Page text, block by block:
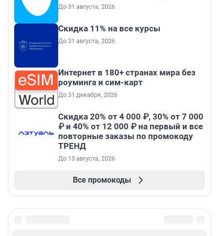
До 31 августа, 2026
Скидка 11% на все курсы
До 31 августа, 2026
Интернет в 180+ странах мира без
роуминга и сим-карт
До 31 декабря, 2026
Скидка 20% от 4 000 ₽, 30% от 7 000
₽ и 40% от 12 000 ₽ на первый и все
повторные заказы по промокоду
ТРЕНД
До 15 августа, 2026
Все промокоды